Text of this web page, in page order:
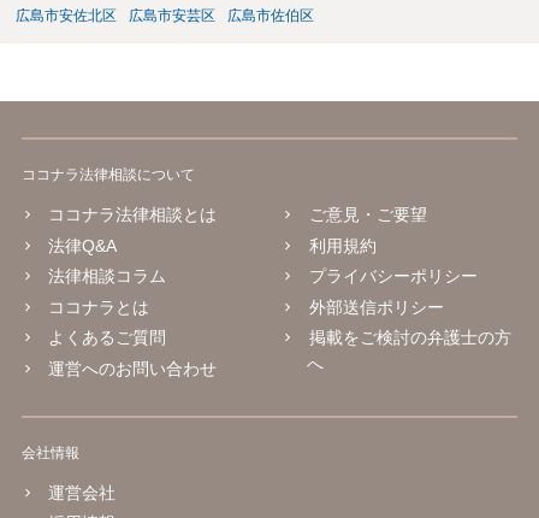
広島市安佐北区
広島市安芸区 広島市佐伯区
ココナラ法律相談について
ココナラ法律相談とは
法律Q&A
法律相談コラム
ココナラとは
よくあるご質問
運営へのお問い合わせ
ご意見・ご要望
利用規約
プライバシーポリシー
外部送信ポリシー
掲載をご検討の弁護士の方
へ
会社情報
運営会社